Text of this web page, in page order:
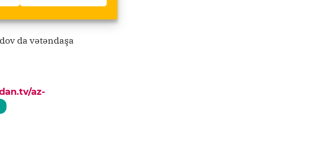
da vətəndaşa
az-